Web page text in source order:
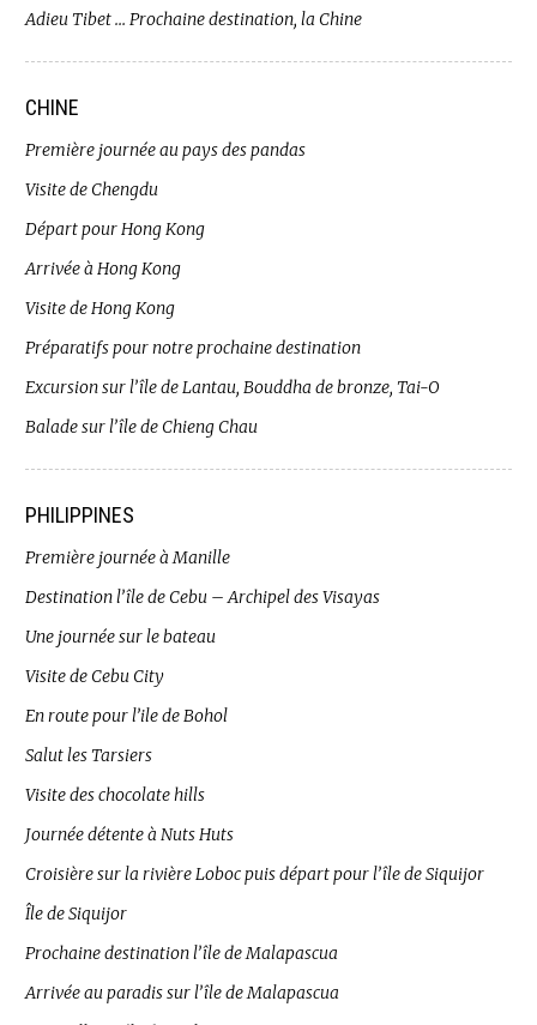
Adieu Tibet … Prochaine destination, la Chine
CHINE
Première journée au pays des pandas
Visite de Chengdu
Départ pour Hong Kong
Arrivée à Hong Kong
Visite de Hong Kong
Préparatifs pour notre prochaine destination
Excursion sur l’île de Lantau, Bouddha de bronze, Tai-O
Balade sur l’île de Chieng Chau
PHILIPPINES
Première journée à Manille
Destination l’île de Cebu – Archipel des Visayas
Une journée sur le bateau
Visite de Cebu City
En route pour l’ile de Bohol
Salut les Tarsiers
Visite des chocolate hills
Journée détente à Nuts Huts
Croisière sur la rivière Loboc puis départ pour l’île de Siquijor
Île de Siquijor
Prochaine destination l’île de Malapascua
Arrivée au paradis sur l’île de Malapascua